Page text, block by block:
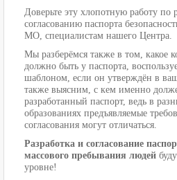
Доверьте эту хлопотную работу по
согласованию паспорта
МО, специалистам нашего Центра.
Мы разберёмся также в том, какое
должно быть у паспорта,
шаблоном, если он утверждён в
также выясним, с кем именно
разработанный паспорт, ведь в
образованиях предъявляемые
согласования могут отличаться.
Разработка и согласование
массового пребывания людей
уровне!